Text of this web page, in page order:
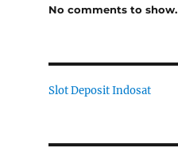
No comments to show.
Slot Deposit Indosat